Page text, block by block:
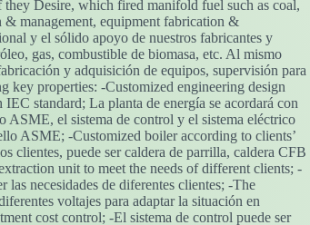
Desire, which fired manifold fuel such as coal,
management, equipment fabrication &
y el sólido apoyo de nuestros fabricantes y
gas, combustible de biomasa, etc. Al mismo
y adquisición de equipos, supervisión para
key properties: -Customized engineering design
standard; La planta de energía se acordará con
ASME, el sistema de control y el sistema eléctrico
ASME; -Customized boiler according to clients’
clientes, puede ser caldera de parrilla, caldera CFB
unit to meet the needs of different clients; -
necesidades de diferentes clientes; -The
voltajes para adaptar la situación en
cost control; -El sistema de control puede ser